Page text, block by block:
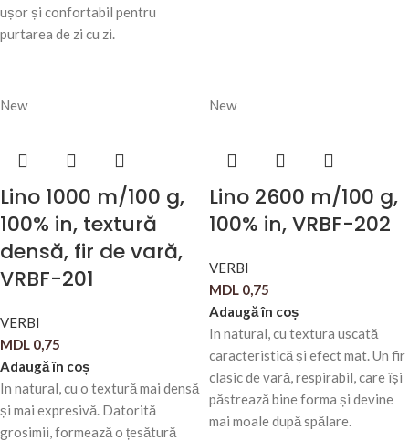
ușor și confortabil pentru
purtarea de zi cu zi.
New
Lino 1000 m/100 g,
100% in, textură
densă, fir de vară,
VRBF-201
VERBI
MDL 0,75
Adaugă în coș
In natural, cu o textură mai densă
și mai expresivă. Datorită
grosimii, formează o țesătură
New
Lino 2600 m/100 g,
100% in, VRBF-202
VERBI
MDL 0,75
Adaugă în coș
In natural, cu textura uscată
caracteristică și efect mat. Un fir
clasic de vară, respirabil, care își
păstrează bine forma și devine
mai moale după spălare.